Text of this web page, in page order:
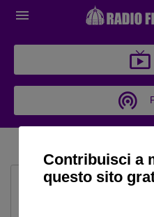
Contribuisci a
questo sito